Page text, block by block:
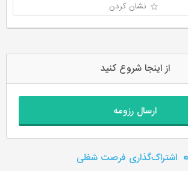
نشان کردن
از اینجا شروع کنید
ارسال رزومه
اشتراک‌گذاری فرصت شغلی